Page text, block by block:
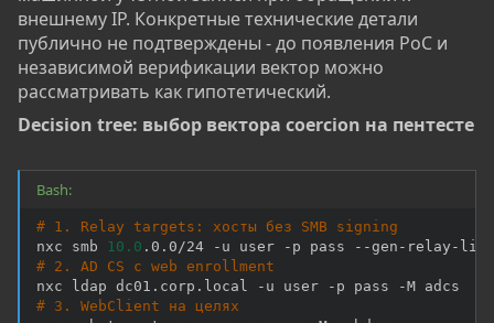
внешнему IP. Конкретные технические детали
публично не подтверждены - до появления PoC и
независимой верификации вектор можно
рассматривать как гипотетический.
Decision tree: выбор вектора coercion на пентесте​
Bash:
# 1. Relay targets: хосты без SMB signing
nxc smb 10.0
# 2. AD CS с web enrollment
# 3. WebClient на целях